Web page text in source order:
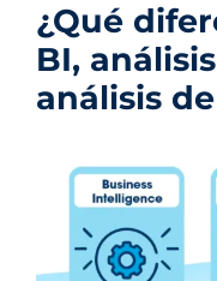
¿Qué
BI,
análisis